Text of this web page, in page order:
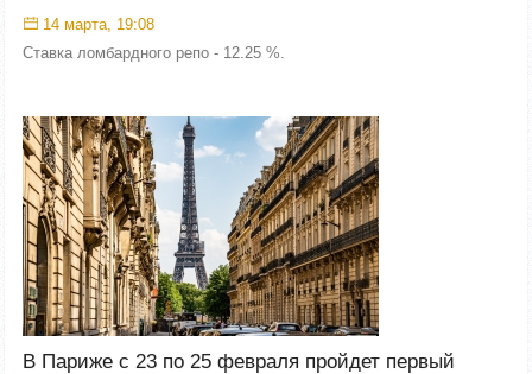
14 марта, 19:08
Ставка ломбардного репо - 12.25 %.
В Париже с 23 по 25 февраля пройдет первый